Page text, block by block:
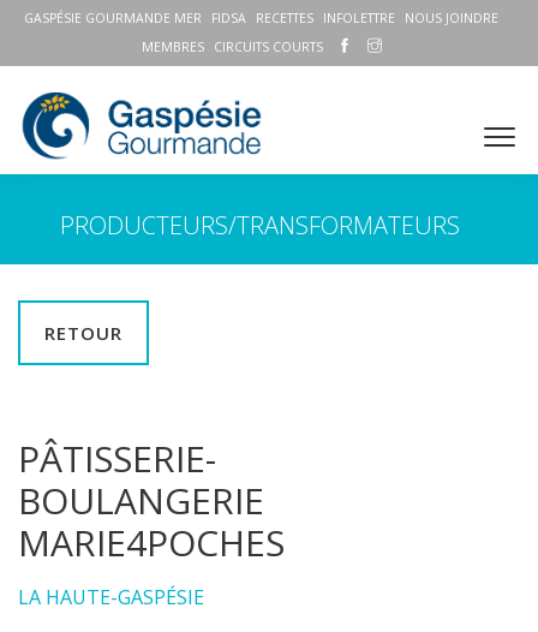
GASPÉSIE GOURMANDE MER FIDSA RECETTES INFOLETTRE
NOUS JOINDRE
MEMBRES
CIRCUITS COURTS
PRODUCTEURS/TRANSFORMATEURS
RETOUR
PÂTISSERIE-
BOULANGERIE
MARIE4POCHES
LA HAUTE-GASPÉSIE